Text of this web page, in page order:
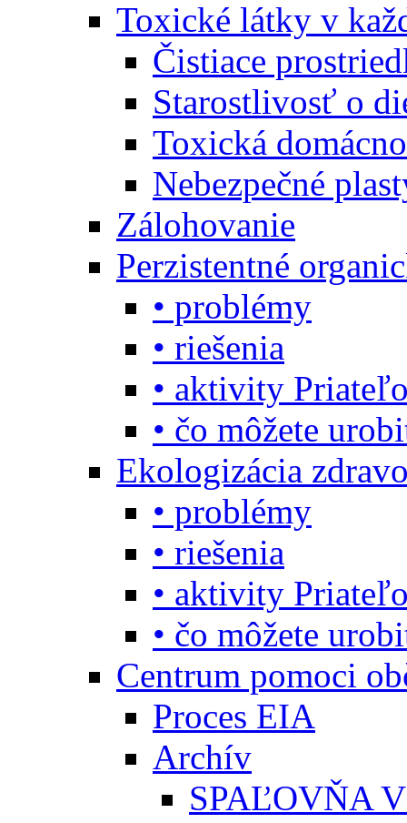
Toxické látky v
Čistiace
Starostlivosť o
Toxická
Nebezpečné
Zálohovanie
Perzistentné
• problémy
• riešenia
• aktivity
• čo môžete
Ekologizácia
• problémy
• riešenia
• aktivity
• čo môžete
Centrum pomoci
Proces EIA
Archív
SPAĽOVŇA